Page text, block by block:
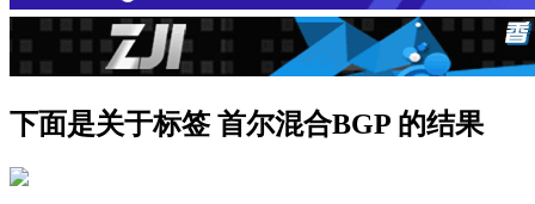
下面是关于标签 首尔混合BGP 的结果